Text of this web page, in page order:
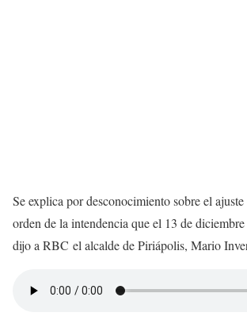
Se explica por desconocimiento sobre el
orden de la intendencia que el 13 de
dijo a RBC el alcalde de Piriápolis, Mario